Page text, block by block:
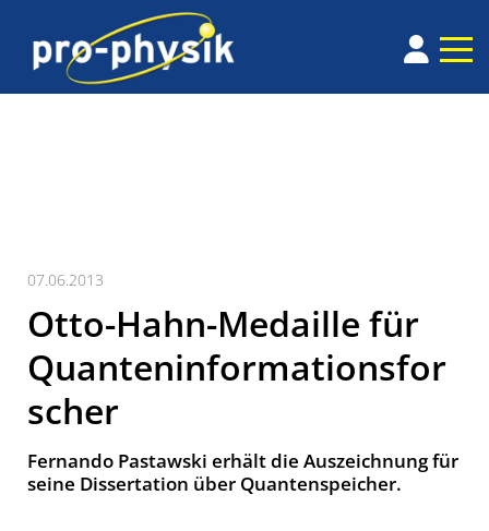
07.06.2013
Otto-Hahn-Medaille für
Quanteninformationsfor
scher
Fernando Pastawski erhält die Auszeichnung für
seine Dissertation über Quantenspeicher.